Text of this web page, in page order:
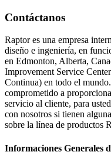
Contáctanos
Raptor es una empresa
diseño e ingeniería, en
en Edmonton, Alberta,
Improvement Service
Continua) en todo el
comprometido a
servicio al cliente, para
con nosotros si tienen
sobre la línea de productos
Informaciones Generales